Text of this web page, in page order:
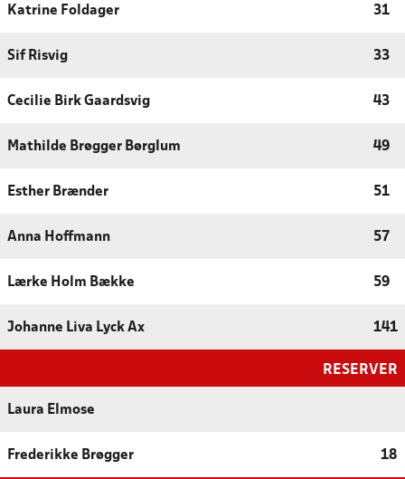
Katrine Foldager 31
Sif Risvig 33
Cecilie Birk Gaardsvig 43
Mathilde Brøgger Børglum 49
Esther Brænder 51
Anna Hoffmann 57
Lærke Holm Bække 59
Johanne Liva Lyck Ax 141
RESERVER
Laura Elmose
Frederikke Brøgger 18